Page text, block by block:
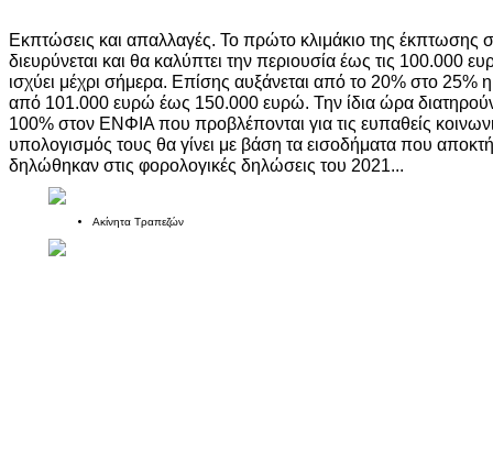
Εκπτώσεις και απαλλαγές. Το πρώτο κλιμάκιο της έκπτωσης
διευρύνεται και θα καλύπτει την περιουσία έως τις 100.000
ισχύει μέχρι σήμερα. Επίσης αυξάνεται από το 20% στο 25%
από 101.000 ευρώ έως 150.000 ευρώ. Την ίδια ώρα
100% στον ΕΝΦΙΑ που προβλέπονται για τις ευπαθείς
υπολογισμός τους θα γίνει με βάση τα εισοδήματα που
δηλώθηκαν στις φορολογικές δηλώσεις του 2021...
Ακίνητα Τραπεζών